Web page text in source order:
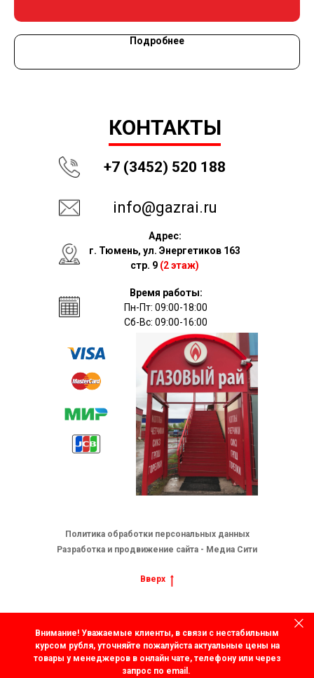
Подробнее
КОНТАКТЫ
+7 (3452) 520 188
info@gazrai.ru
Время работы:
Пн-Пт: 09:00-18:00
Сб-Вс: 09:00-16:00
Адрес:
г. Тюмень, ул. Энергетиков 163
стр. 9 (2 этаж)
Политика обработки персональных данных
Разработка и продвижение сайта - Медиа Сити
Вверх
Внимание! Уважаемые клиенты, в связи с нестабильным
курсом рубля, уточняйте пожалуйста актуальные цены на
товары у менеджеров в онлайн чате, телефону или через
запрос по email.